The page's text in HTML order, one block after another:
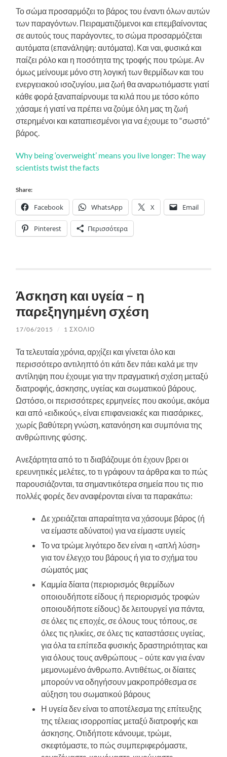
Το σώμα προσαρμόζει το βάρος του έναντι όλων αυτών
των παραγόντων. Πειραματιζόμενοι και επεμβαίνοντας
σε αυτούς τους παράγοντες, το σώμα προσαρμόζεται
αυτόματα (επανάληψη: αυτόματα). Και ναι, φυσικά και
παίζει ρόλο και η ποσότητα της τροφής που τρώμε. Αν
όμως μείνουμε μόνο στη λογική των θερμίδων και του
ενεργειακού ισοζυγίου, μια ζωή θα αναρωτιόμαστε γιατί
κάθε φορά ξαναπαίρνουμε τα κιλά που με τόσο κόπο
χάσαμε ή γιατί να πρέπει να ζούμε όλη μας τη ζωή
στερημένοι και καταπιεσμένοι για να έχουμε το “σωστό”
βάρος.
Why being ‘overweight’ means you live longer: The way
scientists twist the facts
Share:
Facebook WhatsApp X Email
Pinterest Περισσότερα
Άσκηση και υγεία – η
παρεξηγημένη σχέση
17/06/2015 / 1 ΣΧΌΛΙΟ
Τα τελευταία χρόνια, αρχίζει και γίνεται όλο και
περισσότερο αντιληπτό ότι κάτι δεν πάει καλά με την
αντίληψη που έχουμε για την πραγματική σχέση μεταξύ
διατροφής, άσκησης, υγείας και σωματικού βάρους.
Ωστόσο, οι περισσότερες ερμηνείες που ακούμε, ακόμα
και από «ειδικούς», είναι επιφανειακές και πιασάρικες,
χωρίς βαθύτερη γνώση, κατανόηση και συμπόνια της
ανθρώπινης φύσης.
Ανεξάρτητα από το τι διαβάζουμε ότι έχουν βρει οι
ερευνητικές μελέτες, το τι γράφουν τα άρθρα και το πώς
παρουσιάζονται, τα σημαντικότερα σημεία που τις πιο
πολλές φορές δεν αναφέρονται είναι τα παρακάτω:
Δε χρειάζεται απαραίτητα να χάσουμε βάρος (ή
να είμαστε αδύνατοι) για να είμαστε υγιείς
Το να τρώμε λιγότερο δεν είναι η «απλή λύση»
για τον έλεγχο του βάρους ή για το σχήμα του
σώματός μας
Καμμία δίαιτα (περιορισμός θερμίδων
οποιουδήποτε είδους ή περιορισμός τροφών
οποιουδήποτε είδους) δε λειτουργεί για πάντα,
σε όλες τις εποχές, σε όλους τους τόπους, σε
όλες τις ηλικίες, σε όλες τις καταστάσεις υγείας,
για όλα τα επίπεδα φυσικής δραστηριότητας και
για όλους τους ανθρώπους – ούτε καν για έναν
μεμονωμένο άνθρωπο. Αντιθέτως, οι δίαιτες
μπορούν να οδηγήσουν μακροπρόθεσμα σε
αύξηση του σωματικού βάρους
Η υγεία δεν είναι το αποτέλεσμα της επίτευξης
της τέλειας ισορροπίας μεταξύ διατροφής και
άσκησης. Οτιδήποτε κάνουμε, τρώμε,
σκεφτόμαστε, το πώς συμπεριφερόμαστε,